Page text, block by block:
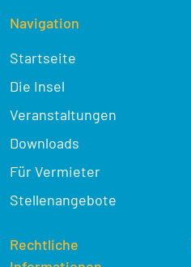
Navigation
Startseite
Die Insel
Veranstaltungen
Downloads
Für Vermieter
Stellenangebote
Rechtliche